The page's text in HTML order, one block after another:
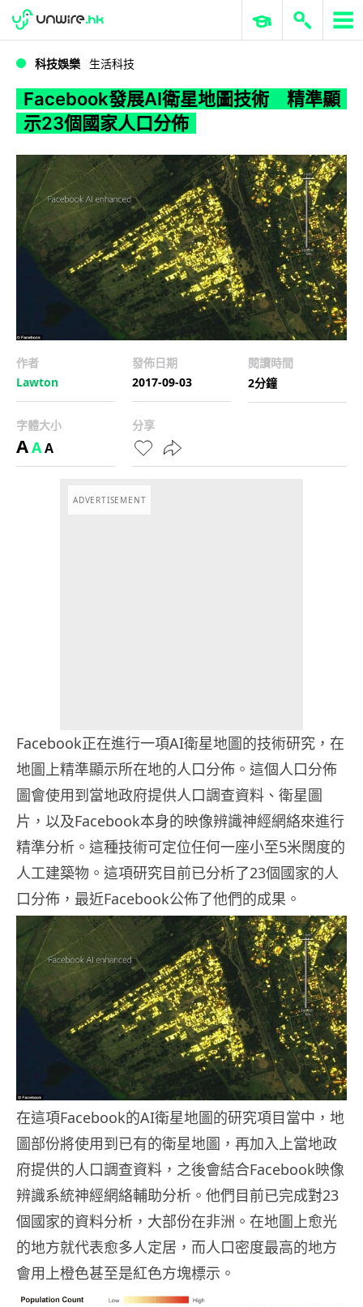
WWDC 2026 ERP 與商業 AI
科技娛樂 生活科技
Facebook發展AI衛星地圖技術 精準顯
示23個國家人口分佈
作者
Lawton
發佈日期
2017-09-03
閱讀時間
2分鐘
字體大小
AAA
分享
ADVERTISEMENT
Facebook正在進行一項AI衛星地圖的技術研究，在
地圖上精準顯示所在地的人口分佈。這個人口分佈
圖會使用到當地政府提供人口調查資料、衛星圖
片，以及Facebook本身的映像辨識神經網絡來進行
精準分析。這種技術可定位任何一座小至5米闊度的
人工建築物。這項研究目前已分析了23個國家的人
口分佈，最近Facebook公佈了他們的成果。
在這項Facebook的AI衛星地圖的研究項目當中，地
圖部份將使用到已有的衛星地圖，再加入上當地政
府提供的人口調查資料，之後會結合Facebook映像
辨識系統神經網絡輔助分析。他們目前已完成對23
個國家的資料分析，大部份在非洲。在地圖上愈光
的地方就代表愈多人定居，而人口密度最高的地方
會用上橙色甚至是紅色方塊標示。